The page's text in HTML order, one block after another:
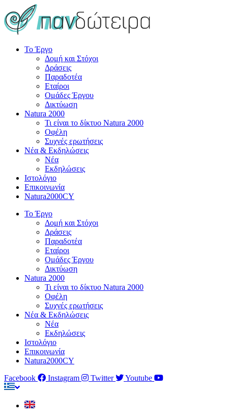
Το Έργο
Δομή και Στόχοι
Δράσεις
Παραδοτέα
Εταίροι
Ομάδες Έργου
Δικτύωση
Natura 2000
Τι είναι το δίκτυο Natura 2000
Οφέλη
Συχνές ερωτήσεις
Νέα & Εκδηλώσεις
Νέα
Εκδηλώσεις
Ιστολόγιο
Επικοινωνία
Natura2000CY
Το Έργο
Δομή και Στόχοι
Δράσεις
Παραδοτέα
Εταίροι
Ομάδες Έργου
Δικτύωση
Natura 2000
Τι είναι το δίκτυο Natura 2000
Οφέλη
Συχνές ερωτήσεις
Νέα & Εκδηλώσεις
Νέα
Εκδηλώσεις
Ιστολόγιο
Επικοινωνία
Natura2000CY
Facebook
Instagram Twitter Youtube